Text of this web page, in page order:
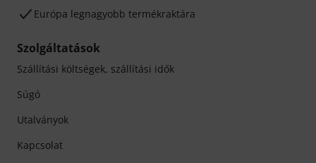
Európa legnagyobb termékraktára
Szolgáltatások
Szállítási költségek, szállítási idők
Súgó
Utalványok
Kapcsolat